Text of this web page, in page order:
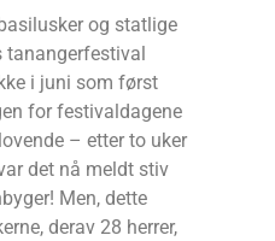
og statlige
tanangerfestival
i juni som først
for festivaldagene
– etter to uker
det nå meldt stiv
Men, dette
derav 28 herrer,